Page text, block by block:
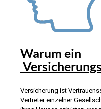
Warum ein
Versicherung ist
Vertreter einzelner